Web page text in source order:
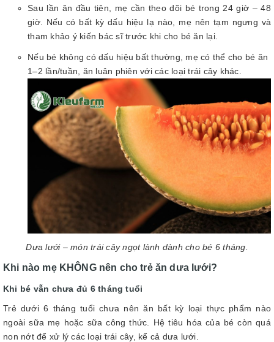
Sau lần ăn đầu tiên, mẹ cần theo dõi bé trong 24 giờ – 48
giờ. Nếu có bất kỳ dấu hiệu lạ nào, mẹ nên tạm ngưng và
tham khảo ý kiến bác sĩ trước khi cho bé ăn lại.
Nếu bé không có dấu hiệu bất thường, mẹ có thể cho bé ăn
1–2 lần/tuần, ăn luân phiên với các loại trái cây khác.
Dưa lưới – món trái cây ngọt lành dành cho bé 6 tháng.
Khi nào mẹ KHÔNG nên cho trẻ ăn dưa lưới?
Khi bé vẫn chưa đủ 6 tháng tuổi
Trẻ dưới 6 tháng tuổi chưa nên ăn bất kỳ loại thực phẩm nào
ngoài sữa mẹ hoặc sữa công thức. Hệ tiêu hóa của bé còn quá
non nớt để xử lý các loại trái cây, kể cả dưa lưới.